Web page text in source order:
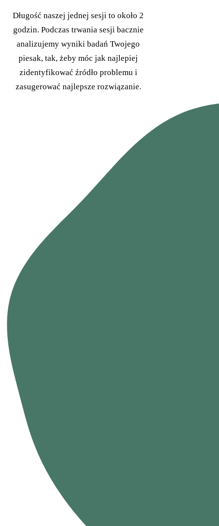
Długość naszej jednej sesji to około 2
godzin. Podczas trwania sesji bacznie
analizujemy wyniki badań Twojego
piesak, tak, żeby móc jak najlepiej
zidentyfikować źródło problemu i
zasugerować najlepsze rozwiązanie.